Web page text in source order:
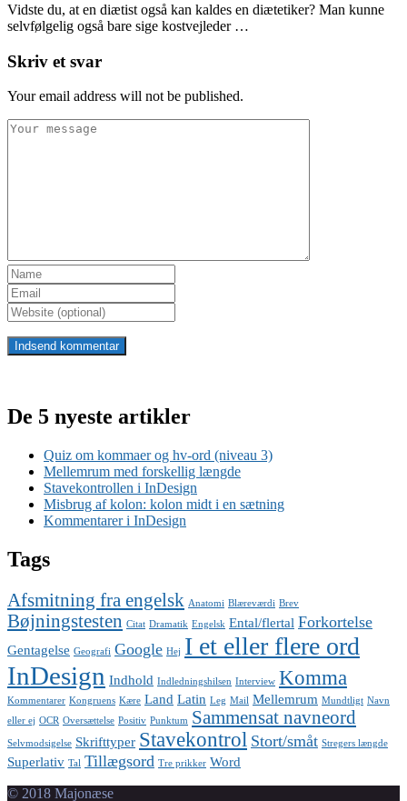
Vidste du, at en diætist også kan kaldes en diætetiker? Man kunne
selvfølgelig også bare sige kostvejleder …
Skriv et svar
Your email address will not be published.
De 5 nyeste artikler
Quiz om kommaer og hv-ord (niveau 3)
Mellemrum med forskellig længde
Stavekontrollen i InDesign
Misbrug af kolon: kolon midt i en sætning
Kommentarer i InDesign
Tags
Afsmitning fra engelsk Anatomi Blæreværdi Brev
Bøjningstesten Citat Dramatik Engelsk Ental/flertal Forkortelse
Gentagelse Geografi Google Hej I et eller flere ord
InDesign Indhold Indledningshilsen Interview Komma
Kommentarer Kongruens Kære Land Latin Leg Mail Mellemrum Mundtligt Navn
eller ej OCR Oversættelse Positiv Punktum Sammensat navneord
Selvmodsigelse Skrifttyper Stavekontrol Stort/småt Stregers længde
Superlativ Tal Tillægsord Tre prikker Word
© 2018 Majonæse